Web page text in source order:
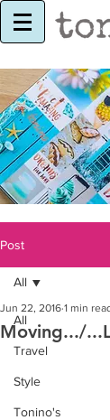
Post
All
Travel
Style
Tonino's
All
Moving.../
Jun 22, 2016 1 min